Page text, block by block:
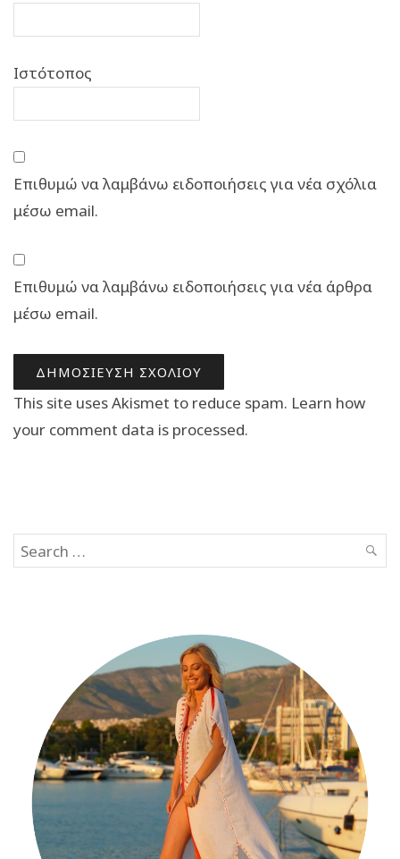
Ιστότοπος
Επιθυμώ να λαμβάνω ειδοποιήσεις για νέα σχόλια
μέσω email.
Επιθυμώ να λαμβάνω ειδοποιήσεις για νέα άρθρα
μέσω email.
This site uses Akismet to reduce spam. Learn how
your comment data is processed.
Search
for: